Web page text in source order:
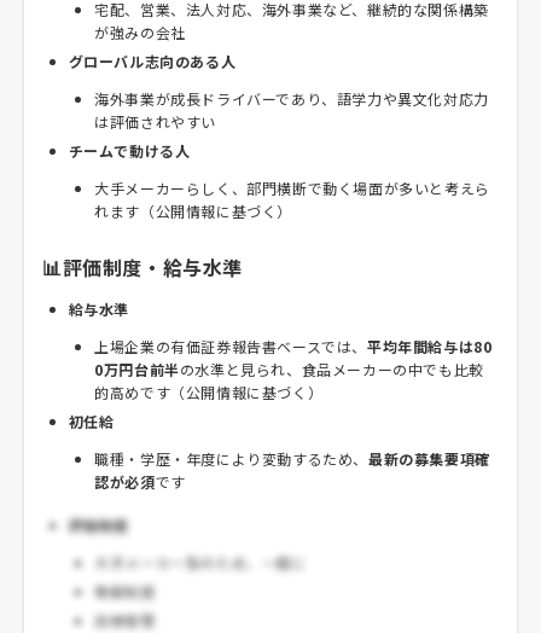
宅配、営業、法人対応、海外事業など、継続的な関係構築
が強みの会社
グローバル志向のある人
海外事業が成長ドライバーであり、語学力や異文化対応力
は評価されやすい
チームで動ける人
大手メーカーらしく、部門横断で動く場面が多いと考えら
れます（公開情報に基づく）
📊評価制度・給与水準
給与水準
上場企業の有価証券報告書ベースでは、 平均年間給与は80
0万円台前半の水準と見られ、食品メーカーの中でも比較
的高めです（公開情報に基づく）
初任給
職種・学歴・年度により変動するため、 最新の募集要項確
認が必須です
評価制度
大手メーカー型のため、一般に
等級制度
目標管理